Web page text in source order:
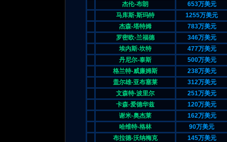
杰伦-布朗
653万美元
马库斯-斯玛特
1255万美元
杰森-塔特姆
783万美元
罗密欧-兰福德
346万美元
埃内斯-坎特
477万美元
丹尼尔-泰斯
500万美元
格兰特-威廉姆斯
238万美元
盖尔雄-亚布塞莱
312万美元
文森特-波里尔
251万美元
卡森-爱德华兹
120万美元
谢米-奥杰莱
162万美元
哈维特-格林
90万美元
布拉德-沃纳梅克
145万美元